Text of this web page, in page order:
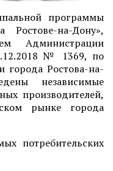
программы
Ростове-на-Дону»,
Администрации
№ 1369, по
города Ростова-на-
независимые
производителей,
рынке города
потребительских